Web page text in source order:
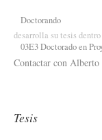
Doctorando
desarrolla su tesis
03E3 Doctorado en
Contactar con Alberto
Tesis